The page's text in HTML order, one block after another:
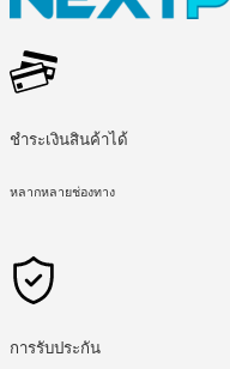
ชำระเงินสินค้าได้
หลากหลายช่องทาง
การรับประกัน